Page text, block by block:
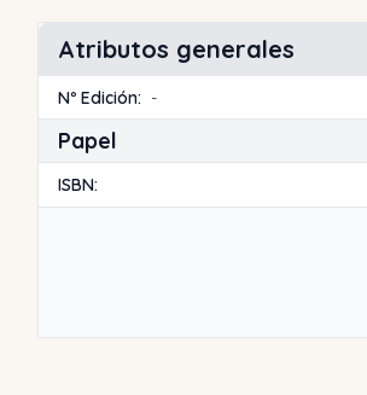
Atributos generales
Nº Edición: -
Papel
ISBN: